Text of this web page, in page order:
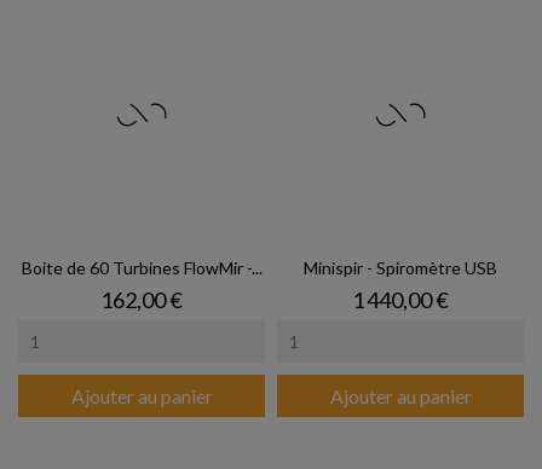
Boite de 60 Turbines FlowMir -...
Prix
162,00 €
Ajouter au panier
Minispir - Spiromètre USB
Prix
1 440,00 €
Ajouter au panier